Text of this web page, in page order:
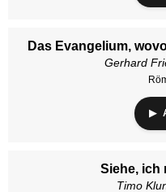
Das Evangelium,
Gerhard
Siehe, ich
Timo